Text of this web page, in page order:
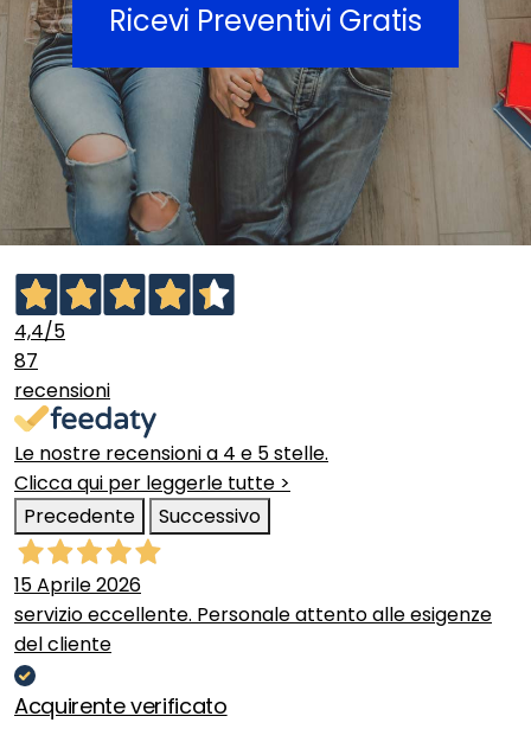
Ricevi Preventivi Gratis
4,4/5
87
recensioni
Le nostre recensioni a 4 e 5 stelle.
Clicca qui per leggerle tutte >
Precedente
Successivo
15 Aprile 2026
servizio eccellente. Personale attento alle esigenze
del cliente
Acquirente verificato